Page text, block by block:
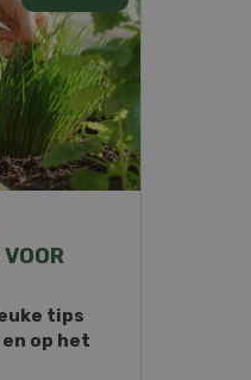
tips
op het